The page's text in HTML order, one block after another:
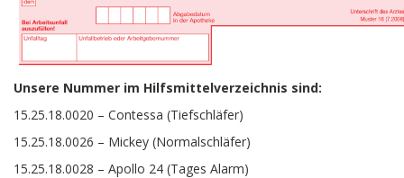
Unsere Nummer im Hilfsmittelverzeichnis sind:
15.25.18.0020 – Contessa (Tiefschläfer)
15.25.18.0026 – Mickey (Normalschläfer)
15.25.18.0028 – Apollo 24 (Tages Alarm)